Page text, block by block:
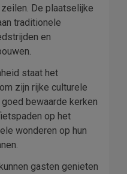
De plaatselijke
traditionele
en
staat het
zijn rijke culturele
bewaarde kerken
op het
wonderen op hun
gasten genieten